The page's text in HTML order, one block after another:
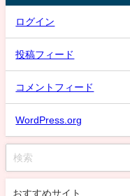
ログイン
投稿フィード
コメントフィード
WordPress.org
おすすめサイト